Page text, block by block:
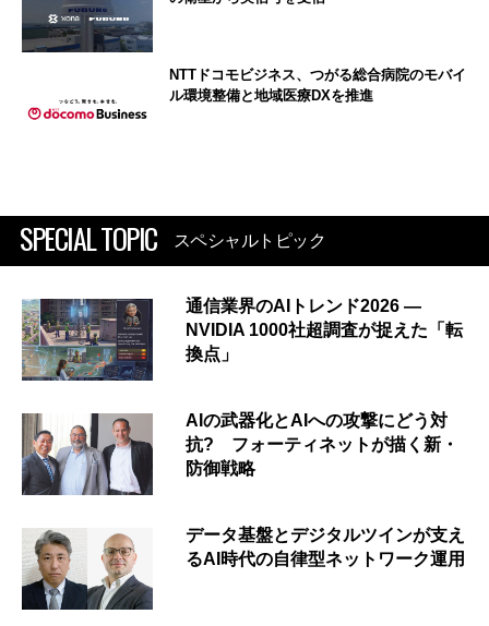
NTTドコモビジネス、つがる総合病院のモバイ
ル環境整備と地域医療DXを推進
SPECIAL TOPIC スペシャルトピック
通信業界のAIトレンド2026 ―
NVIDIA 1000社超調査が捉えた「転
換点」
AIの武器化とAIへの攻撃にどう対
抗? フォーティネットが描く新・
防御戦略
データ基盤とデジタルツインが支え
るAI時代の自律型ネットワーク運用